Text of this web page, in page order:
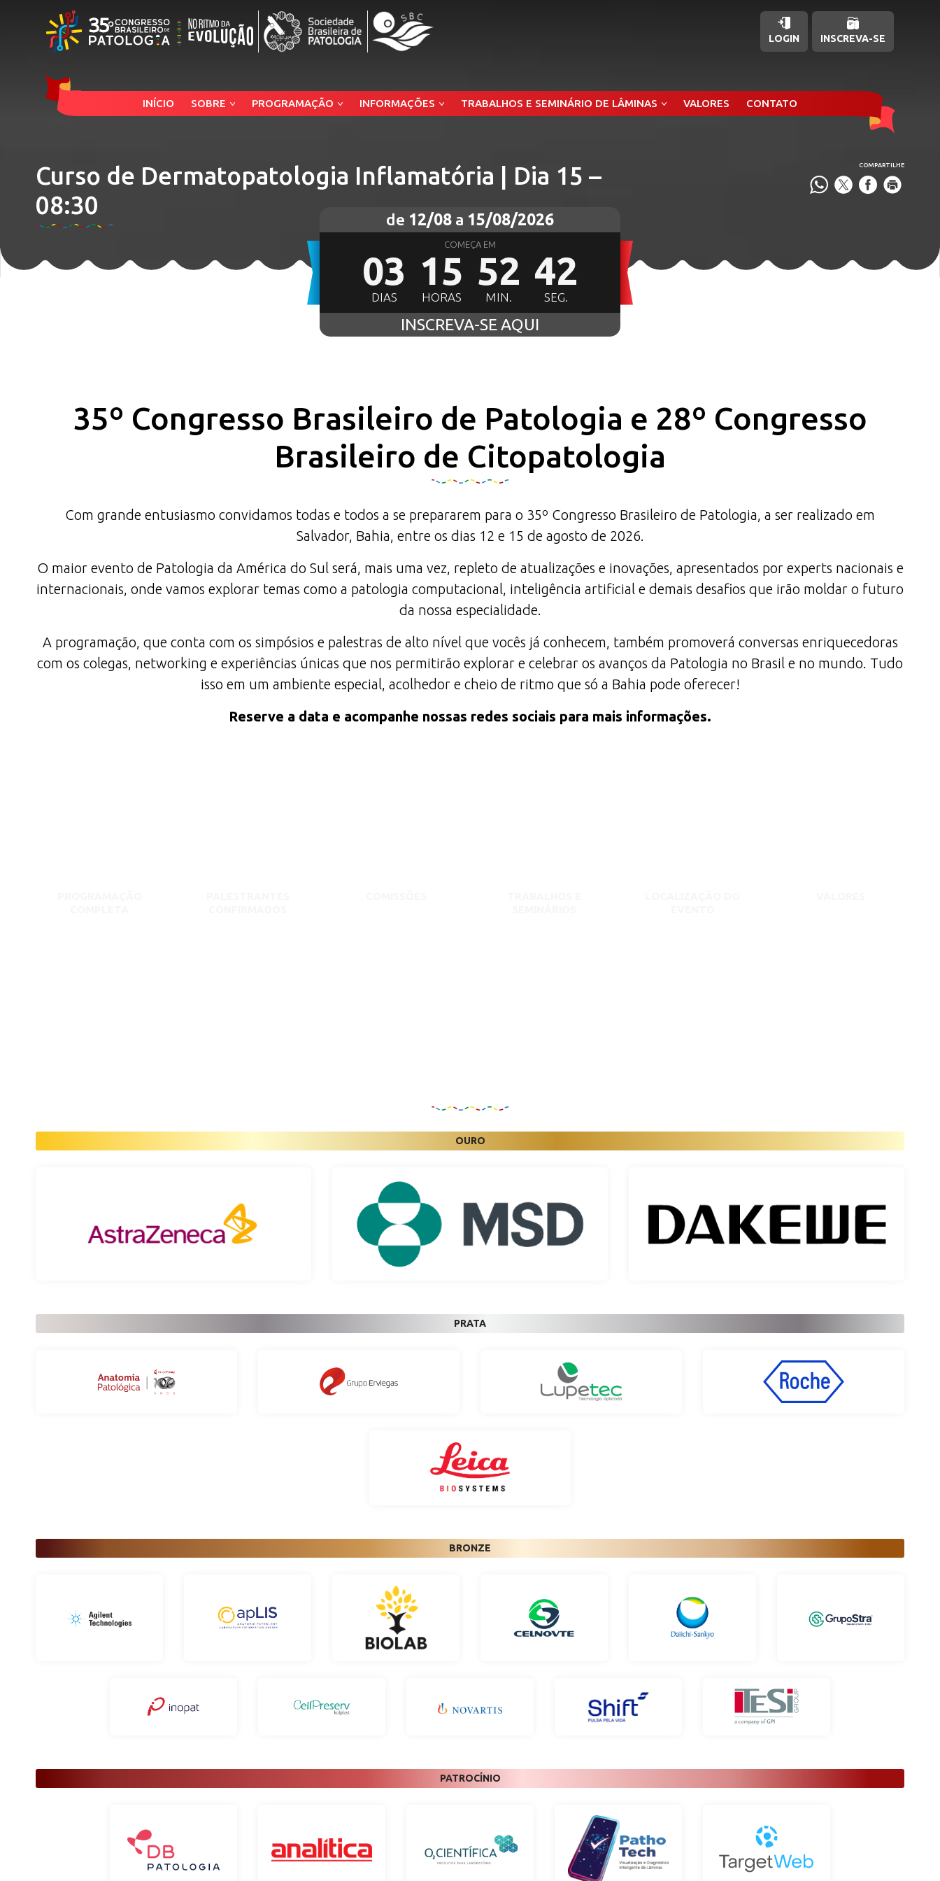
Curso de Dermatopatologia Inflamatória | Dia 15 –
08:30
COMPARTILHE
LOGIN INSCREVA-SE
INÍCIO SOBRE PROGRAMAÇÃO INFORMAÇÕES TRABALHOS E SEMINÁRIO DE LÂMINAS VALORES CONTATO
de 12/08 a 15/08/2026
COMEÇA EM
03
DIAS
15
HORAS
52
MIN.
41
SEG.
INSCREVA-SE AQUI
35º Congresso Brasileiro de Patologia e 28º Congresso
Brasileiro de Citopatologia
Com grande entusiasmo convidamos todas e todos a se prepararem para o 35º Congresso Brasileiro de Patologia, a ser realizado em
Salvador, Bahia, entre os dias 12 e 15 de agosto de 2026.
O maior evento de Patologia da América do Sul será, mais uma vez, repleto de atualizações e inovações, apresentados por experts nacionais e
internacionais, onde vamos explorar temas como a patologia computacional, inteligência artificial e demais desafios que irão moldar o futuro
da nossa especialidade.
A programação, que conta com os simpósios e palestras de alto nível que vocês já conhecem, também promoverá conversas enriquecedoras
com os colegas, networking e experiências únicas que nos permitirão explorar e celebrar os avanços da Patologia no Brasil e no mundo. Tudo
isso em um ambiente especial, acolhedor e cheio de ritmo que só a Bahia pode oferecer!
Reserve a data e acompanhe nossas redes sociais para mais informações.
OURO
PRATA
BRONZE
PATROCÍNIO